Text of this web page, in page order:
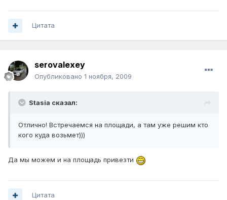
Цитата
serovalexey
Опубликовано 1 ноября, 2009
Stasia сказал:
Отлично! Встречаемся на площади, а там уже решим кто
кого куда возьмет)))
Да мы можем и на площадь привезти
Цитата